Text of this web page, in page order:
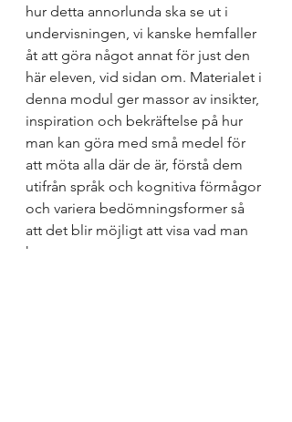
hur detta annorlunda ska se ut i
undervisningen, vi kanske hemfaller
åt att göra något annat för just den
här eleven, vid sidan om. Materialet i
denna modul ger massor av insikter,
inspiration och bekräftelse på hur
man kan göra med små medel för
att möta alla där de är, förstå dem
utifrån språk och kognitiva förmågor
och variera bedömningsformer så
att det blir möjligt att visa vad man
kan.